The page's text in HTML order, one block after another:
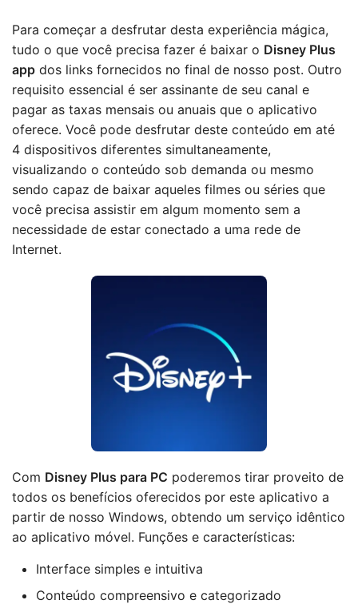
Para começar a desfrutar desta experiência mágica,
tudo o que você precisa fazer é baixar o Disney Plus
app dos links fornecidos no final de nosso post. Outro
requisito essencial é ser assinante de seu canal e
pagar as taxas mensais ou anuais que o aplicativo
oferece. Você pode desfrutar deste conteúdo em até
4 dispositivos diferentes simultaneamente,
visualizando o conteúdo sob demanda ou mesmo
sendo capaz de baixar aqueles filmes ou séries que
você precisa assistir em algum momento sem a
necessidade de estar conectado a uma rede de
Internet.
Com Disney Plus para PC poderemos tirar proveito de
todos os benefícios oferecidos por este aplicativo a
partir de nosso Windows, obtendo um serviço idêntico
ao aplicativo móvel. Funções e características:
Interface simples e intuitiva
Conteúdo compreensivo e categorizado